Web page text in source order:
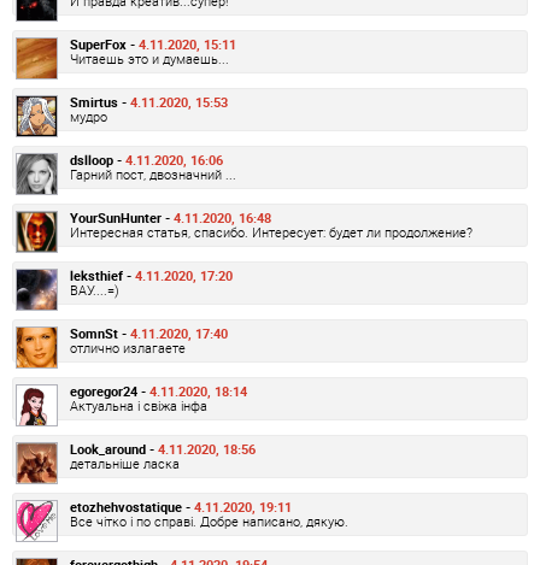
SuperFox - 4.11.2020, 15:11
Читаешь это и думаешь...
Smirtus - 4.11.2020, 15:53
мудро
dslloop - 4.11.2020, 16:06
Гарний пост, двозначний ...
YourSunHunter - 4.11.2020, 16:48
Интересная статья, спасибо. Интересует: будет ли продолжение?
leksthief - 4.11.2020, 17:20
ВАУ....=)
SomnSt - 4.11.2020, 17:40
отлично излагаете
egoregor24 - 4.11.2020, 18:14
Актуальна і свіжа інфа
Look_around - 4.11.2020, 18:56
детальніше ласка
etozhehvostatique - 4.11.2020, 19:11
Все чітко і по справі. Добре написано, дякую.